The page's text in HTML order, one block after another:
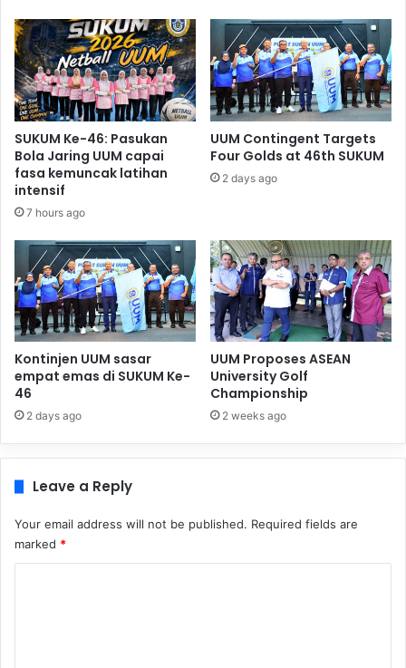
SUKUM Ke-46: Pasukan
Bola Jaring UUM capai
fasa kemuncak latihan
intensif
7 hours ago
UUM Contingent Targets
Four Golds at 46th SUKUM
2 days ago
Kontinjen UUM sasar
empat emas di SUKUM Ke-
46
2 days ago
UUM Proposes ASEAN
University Golf
Championship
2 weeks ago
Leave a Reply
Your email address will not be published. Required fields are
marked *